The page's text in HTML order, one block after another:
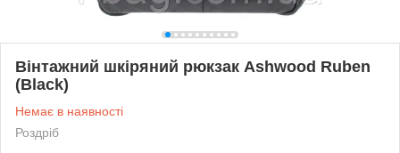
Вінтажний шкіряний рюкзак Ashwood Ruben
(Black)
Немає в наявності
Роздріб